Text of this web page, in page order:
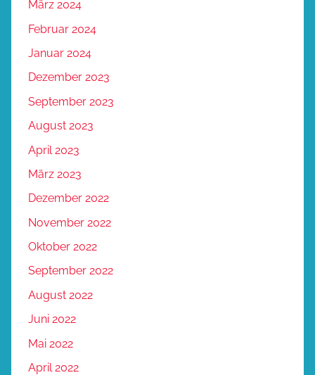
März 2024
Februar 2024
Januar 2024
Dezember 2023
September 2023
August 2023
April 2023
März 2023
Dezember 2022
November 2022
Oktober 2022
September 2022
August 2022
Juni 2022
Mai 2022
April 2022